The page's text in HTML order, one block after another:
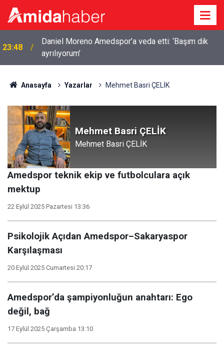
23:48
Daniel Moreno Amedspor’a veda etti: ‘Başım dik
ayrılıyorum’
23:25
Pezeşkiyan’dan ABD ile mutabakat mesajı: Neden
sürekli savaşalım?
Anasayfa Yazarlar Mehmet Basri ÇELİK
Mehmet Basri ÇELİK
Mehmet Basri ÇELİK
Amedspor teknik ekip ve futbolculara açık
mektup
22 Eylül 2025 Pazartesi 13:36
Psikolojik Açıdan Amedspor–Sakaryaspor
Karşılaşması
20 Eylül 2025 Cumartesi 20:17
Amedspor’da şampiyonluğun anahtarı: Ego
değil, bağ
17 Eylül 2025 Çarşamba 13:10